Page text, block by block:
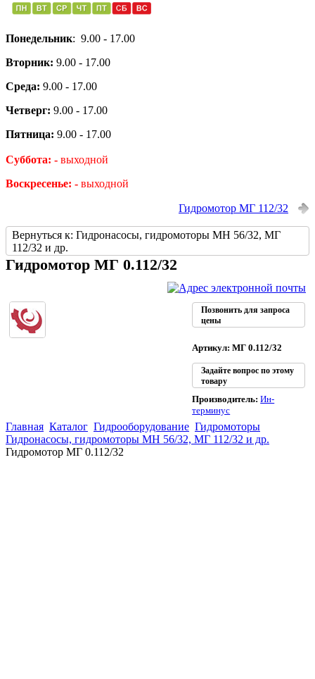
Понедельник: 9.00 - 17.00
Вторник: 9.00 - 17.00
Среда: 9.00 - 17.00
Четверг: 9.00 - 17.00
Пятница: 9.00 - 17.00
Суббота: - выходной
Воскресенье: - выходной
Гидромотор МГ 112/32
Вернуться к: Гидронасосы, гидромоторы МН 56/32, МГ
112/32 и др.
Гидромотор МГ 0.112/32
Позвонить для запроса
цены
Артикул: МГ 0.112/32
Задайте вопрос по этому
товару
Производитель:Ин-
терминус
Главная Каталог Гидрооборудование Гидромоторы
Гидронасосы, гидромоторы МН 56/32, МГ 112/32 и др.
Гидромотор МГ 0.112/32